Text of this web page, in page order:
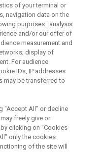
údajů a cookies
k marketingovým
of your terminal or
navigation data on the
purposes : analysis
and/or our offer of
measurement and
display of
For audience
IDs, IP addresses
may be transferred to
"Accept All" or decline
freely give or
clicking on "Cookies
only the cookies
of the site will